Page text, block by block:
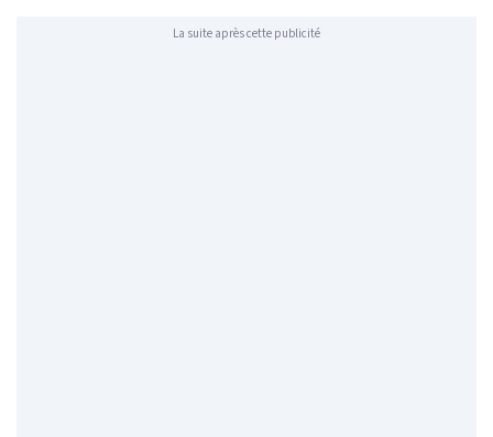
La suite après cette publicité